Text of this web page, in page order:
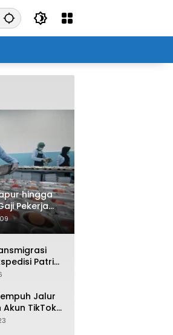
hingga
Pekerja
Kini Serap
Kerja
Patriot
Ditutup 21
Jalur
Akun TikTok